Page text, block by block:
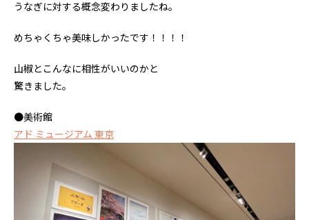
うなぎに対する概念変わりましたね。
めちゃくちゃ美味しかったです！！！！
山椒とこんなに相性がいいのかと
驚きました。
●美術館
アド ミュージアム 東京